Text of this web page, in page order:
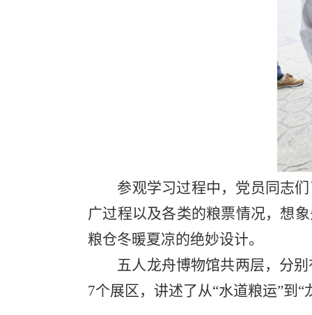
参观学习过程中，党员同志
广过程以及各类的粮票情况，想
粮仓冬暖夏凉的绝妙设计。
五人龙舟博物馆共两层，分别
7个展区，讲述了从“水道粮运”到